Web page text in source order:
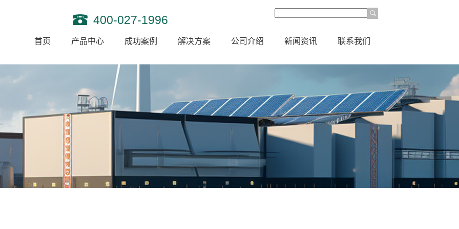
400-027-1996
首页 产品中心 成功案例 解决方案 公司介绍 新闻资讯 联系我们